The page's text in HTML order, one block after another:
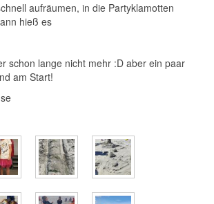
aufräumen, in die Partyklamotten
hieß es
schon lange nicht mehr :D aber ein paar
am Start!